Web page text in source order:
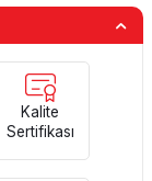
Kalite
Sertifikası